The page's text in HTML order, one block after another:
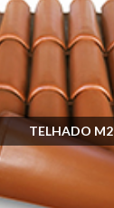
TELHADO M2